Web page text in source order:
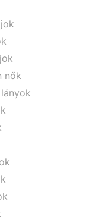
nők